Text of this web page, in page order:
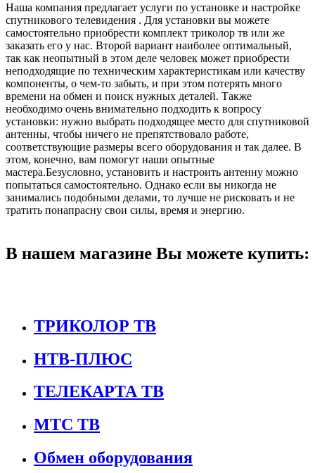
Наша компания предлагает услуги по установке и настройке
спутникового телевидения . Для установки вы можете
самостоятельно приобрести комплект триколор тв или же
заказать его у нас. Второй вариант наиболее оптимальный,
так как неопытный в этом деле человек может приобрести
неподходящие по техническим характеристикам или качеству
компоненты, о чем-то забыть, и при этом потерять много
времени на обмен и поиск нужных деталей. Также
необходимо очень внимательно подходить к вопросу
установки: нужно выбрать подходящее место для спутниковой
антенны, чтобы ничего не препятствовало работе,
соответствующие размеры всего оборудования и так далее. В
этом, конечно, вам помогут наши опытные
мастера.Безусловно, установить и настроить антенну можно
попытаться самостоятельно. Однако если вы никогда не
занимались подобными делами, то лучше не рисковать и не
тратить понапрасну свои силы, время и энергию.
В нашем магазине Вы можете купить:
ТРИКОЛОР ТВ
НТВ-ПЛЮС
ТЕЛЕКАРТА ТВ
МТС ТВ
Обмен оборудования